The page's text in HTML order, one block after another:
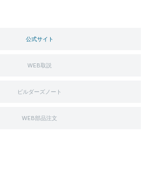
公式サイト
WEB取説
ビルダーズノート
WEB部品注文